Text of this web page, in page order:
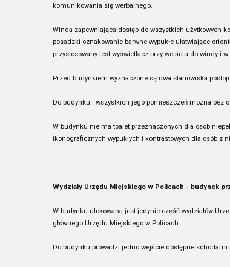
komunikowania się werbalnego.
Winda zapewniająca dostęp do wszystkich użytkowych
posadzki oznakowanie barwne wypukłe ułatwiające
przystosowany jest wyświetlacz przy wejściu do windy i
Przed budynkiem wyznaczone są dwa stanowiska
Do budynku i wszystkich jego pomieszczeń można bez
W budynku nie ma toalet przeznaczonych dla osób
ikonograficznych wypukłych i kontrastowych dla osób z
Wydziały Urzędu Miejskiego w Policach - budynek
W budynku ulokowana jest jedynie część wydziałów
głównego Urzędu Miejskiego w Policach.
Do budynku prowadzi jedno wejście dostępne